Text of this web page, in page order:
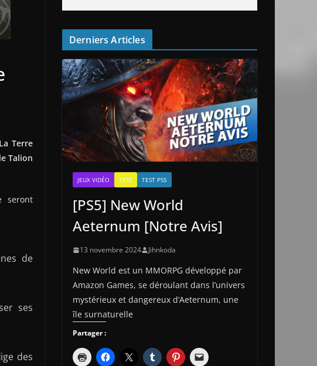
Terre
Talion
seront
de
ses
des
Derniers Articles
JEUX VIDÉO TEST TEST PS5
[PS5] New World
Aeternum [Notre Avis]
13 novembre 2024 Jihnkoda
New World est un MMORPG développé par
Amazon Games, se déroulant dans l’univers
mystérieux et dangereux d’Aeternum, une
île surnaturelle
Partager :